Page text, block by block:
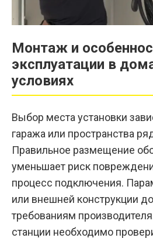
Монтаж и
эксплуатации в
условиях
Выбор места установки
гаража или пространства
Правильное размещение
уменьшает риск
процесс подключения.
или внешней конструкции
требованиям
станции необходимо